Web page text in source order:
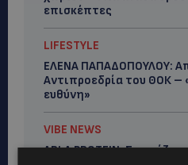
επισκέπτες
LIFESTYLE
ΕΛΕΝΑ ΠΑΠΑΔΟΠΟΥΛΟΥ:
Αντιπροεδρία του ΘΟΚ –
ευθύνη»
VIBE NEWS
ARLA PROTEIN: